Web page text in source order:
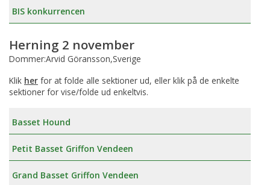
BIS konkurrencen
Herning 2 november
Dommer:Arvid Göransson,Sverige
Klik her for at folde alle sektioner ud, eller klik på de enkelte
sektioner for vise/folde ud enkeltvis.
Basset Hound
Petit Basset Griffon Vendeen
Grand Basset Griffon Vendeen